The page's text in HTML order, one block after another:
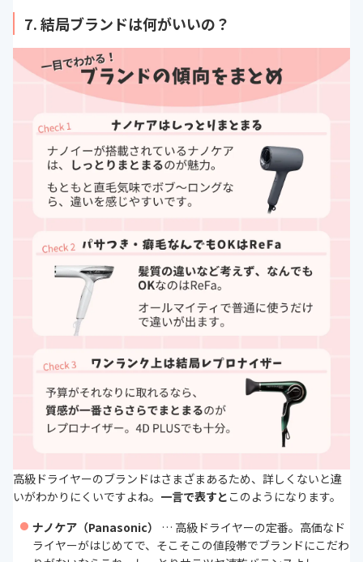
7. 結局ブランドは何がいいの？
高級ドライヤーのブランドはさまざまあるため、詳しくないと違
いがわかりにくいですよね。 一言で表すと このようになります。
ナノケア（Panasonic）
… 高級ドライヤーの定番。高価なド
ライヤーがはじめてで、そこそこの値段帯でブランドにこだわ